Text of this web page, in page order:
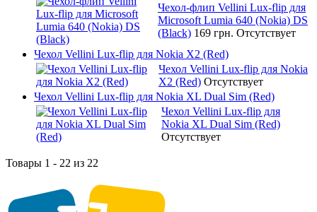
Чехол-флип Vellini Lux-flip для
Microsoft Lumia 640 (Nokia) DS
(Black) 169 грн. Отсутствует
Чехол Vellini Lux-flip для Nokia X2 (Red)
Чехол Vellini Lux-flip для Nokia
X2 (Red) Отсутствует
Чехол Vellini Lux-flip для Nokia XL Dual Sim (Red)
Чехол Vellini Lux-flip для
Nokia XL Dual Sim (Red)
Отсутствует
Товары 1 - 22 из 22